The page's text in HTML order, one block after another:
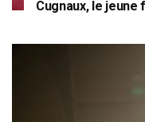
Cugnaux, le